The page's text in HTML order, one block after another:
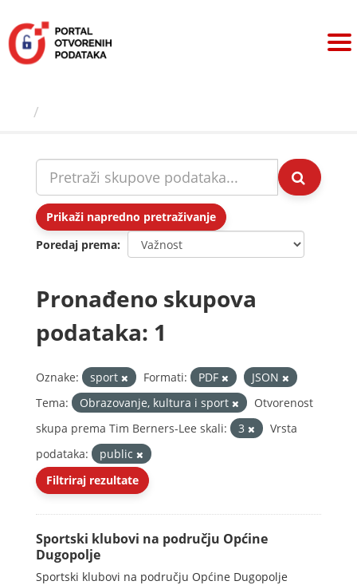
sadržaj
Prikaži napredno pretraživanje
Poredaj prema
Pronađeno skupova
podataka: 1
Oznake: sport Formati: PDF
JSON
Tema:
Obrazovanje, kultura i sport
Otvorenost
skupa prema Tim Berners-Lee skali:
3
Vrsta
podataka:
public
Filtriraj rezultate
Sportski klubovi na području Općine
Dugopolje
Sportski klubovi na području Općine Dugopolje